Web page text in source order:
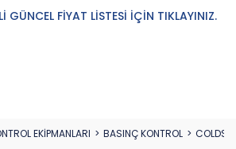
FİYAT LİSTESİ İÇİN TIKLAYINIZ.
EKİPMANLARI BASINÇ KONTROL